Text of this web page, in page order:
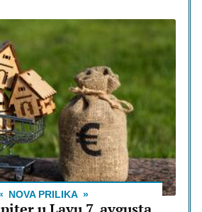
NOVA PRILIKA